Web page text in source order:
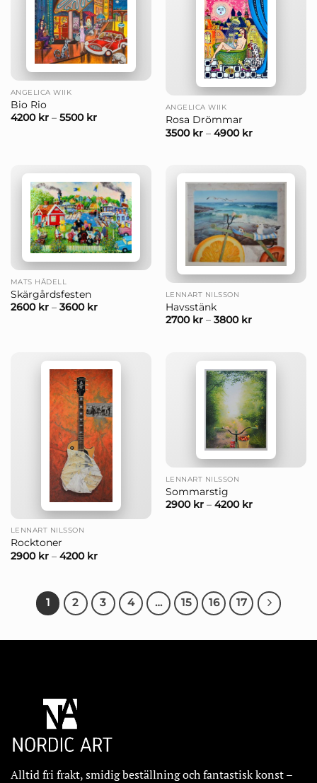
ANGELICA WIIK
Bio Rio
4200 kr– 5500 kr
ANGELICA WIIK
Rosa Drömmar
3500 kr– 4900 kr
MATS HÅDELL
Skärgårdsfesten
2600 kr– 3600 kr
LENNART NILSSON
Havsstänk
2700 kr– 3800 kr
LENNART NILSSON
Rocktoner
2900 kr– 4200 kr
LENNART NILSSON
Sommarstig
2900 kr– 4200 kr
1 2 3 4 … 15 16 17
Alltid fri frakt, smidig beställning och fantastisk konst –